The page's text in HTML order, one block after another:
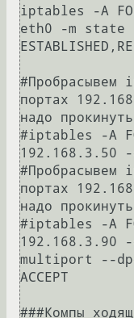
iptables -A
eth0 -m
#Пробрасывем
портах
надо прокинуть
#iptables -A
192.168.3.50 -
#Пробрасывем
портах
надо прокинуть
#iptables -A
192.168.3.90
multiport --
ACCEPT
###Компы